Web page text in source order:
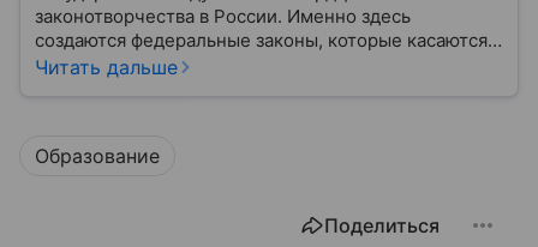
законотворчества в России. Именно здесь
создаются федеральные законы, которые касаются
жизни каждого гражданина: от образования и
Читать дальше
Образование
Поделиться